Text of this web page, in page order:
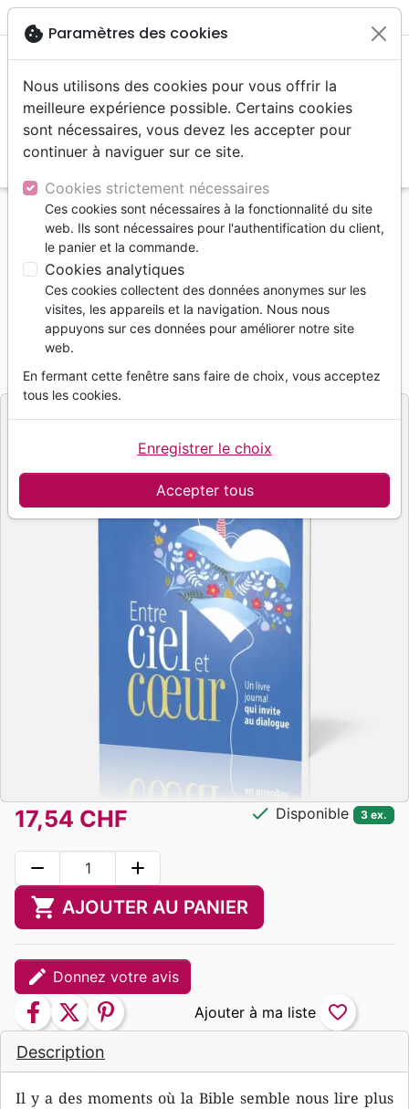
menu
Accueil
Livres
Entre ciel et coeur - Un journal qui invite au
dialogue
Entre ciel et coeur - Un journal qui
invite au dialogue
Sarah Roth
RéférenceROTH4764 EAN9782839947640
Description
Il y a des moments où la Bible semble nous lire plus
17,54 CHF check Disponible 3 ex.
remove add
shopping_cart AJOUTER AU PANIER
edit Donnez votre avis
facebook twitter pinterest favorite_border
cookie Paramètres des cookies
Nous utilisons des cookies pour vous offrir la
meilleure expérience possible. Certains cookies
sont nécessaires, vous devez les accepter pour
continuer à naviguer sur ce site.
Cookies strictement nécessaires
Ces cookies sont nécessaires à la fonctionnalité du site
web. Ils sont nécessaires pour l'authentification du client,
le panier et la commande.
Cookies analytiques
Ces cookies collectent des données anonymes sur les
visites, les appareils et la navigation. Nous nous
appuyons sur ces données pour améliorer notre site
web.
En fermant cette fenêtre sans faire de choix, vous acceptez
tous les cookies.
Accepter tous
Enregistrer le choix